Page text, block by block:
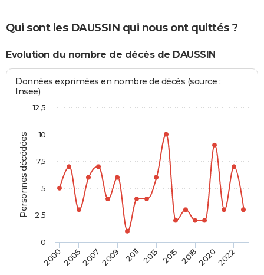
Qui sont les DAUSSIN qui nous ont quittés ?
Evolution du nombre de décès de DAUSSIN
Personnes décédées
Données exprimées en nombre de décès (source :
Insee)
2000200520072009 2011 2013 2015 201820202022
0
2,5
5
7,5
10
12,5